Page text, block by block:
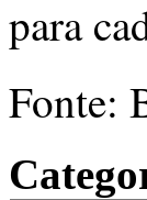
para
Fonte: